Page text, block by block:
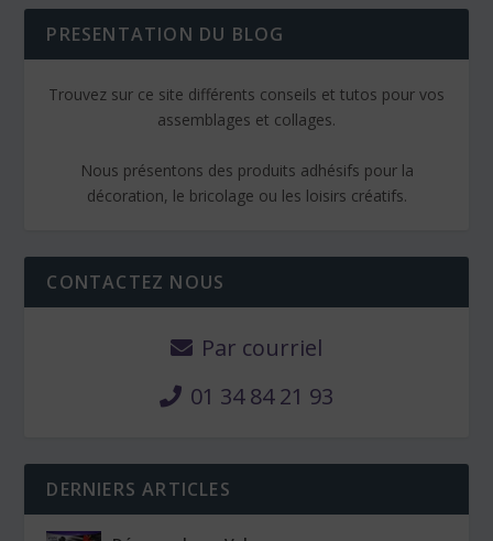
PRESENTATION DU BLOG
Trouvez sur ce site différents conseils et tutos pour vos
assemblages et collages.
Nous présentons des produits adhésifs pour la
décoration, le bricolage ou les loisirs créatifs.
CONTACTEZ NOUS
Par courriel
01 34 84 21 93
DERNIERS ARTICLES